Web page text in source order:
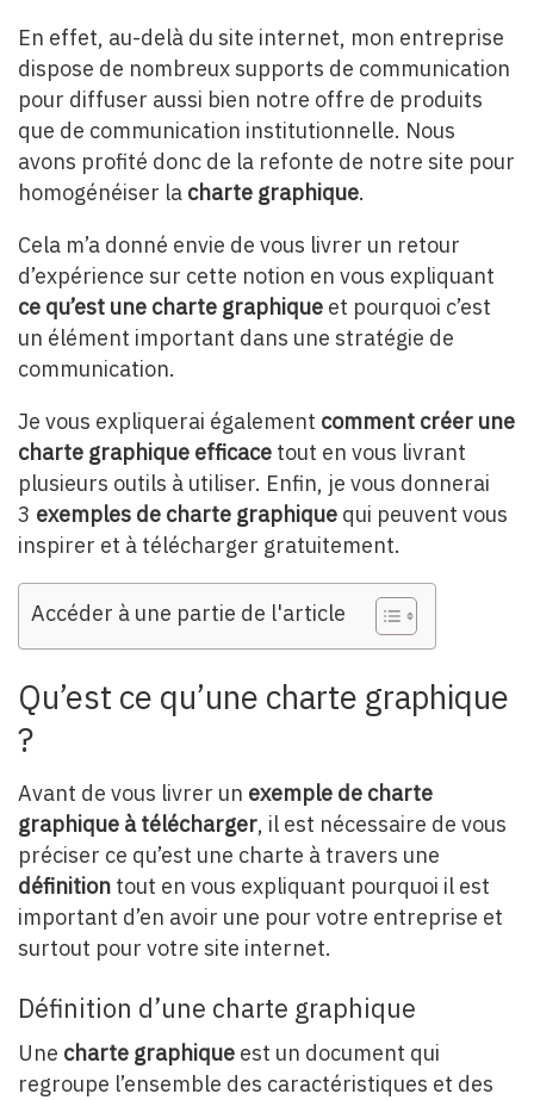
En effet, au-delà du site internet, mon entreprise
dispose de nombreux supports de communication
pour diffuser aussi bien notre offre de produits
que de communication institutionnelle. Nous
avons profité donc de la refonte de notre site pour
homogénéiser la charte graphique.
Cela m’a donné envie de vous livrer un retour
d’expérience sur cette notion en vous expliquant
ce qu’est une charte graphique et pourquoi c’est
un élément important dans une stratégie de
communication.
Je vous expliquerai également comment créer une
charte graphique efficace tout en vous livrant
plusieurs outils à utiliser. Enfin, je vous donnerai
3 exemples de charte graphique qui peuvent vous
inspirer et à télécharger gratuitement.
Accéder à une partie de l'article
Qu’est ce qu’une charte graphique
?
Avant de vous livrer un exemple de charte
graphique à télécharger, il est nécessaire de vous
préciser ce qu’est une charte à travers une
définition tout en vous expliquant pourquoi il est
important d’en avoir une pour votre entreprise et
surtout pour votre site internet.
Définition d’une charte graphique
Une charte graphique est un document qui
regroupe l’ensemble des caractéristiques et des